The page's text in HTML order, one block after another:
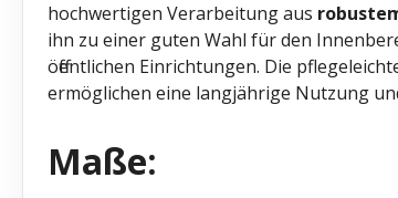
hochwertigen Verarbeitung aus
ihn zu einer guten Wahl für den
öffentlichen Einrichtungen. Die
ermöglichen eine langjährige Nutzung
Maße: